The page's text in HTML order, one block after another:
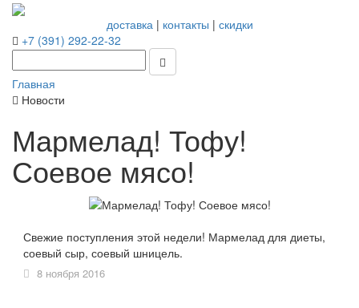
доставка| контакты | скидки
+7 (391) 292-22-32
Главная
Новости
Мармелад! Тофу!
Соевое мясо!
Свежие поступления этой недели! Мармелад для диеты,
соевый сыр, соевый шницель.
8 ноября 2016